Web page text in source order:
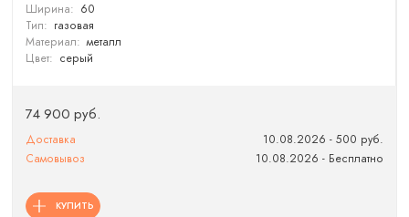
Ширина: 60
Тип: газовая
Материал: металл
Цвет: серый
74 900 руб.
Доставка
10.08.2026 - 500 руб.
Самовывоз
10.08.2026 - Бесплатно
КУПИТЬ